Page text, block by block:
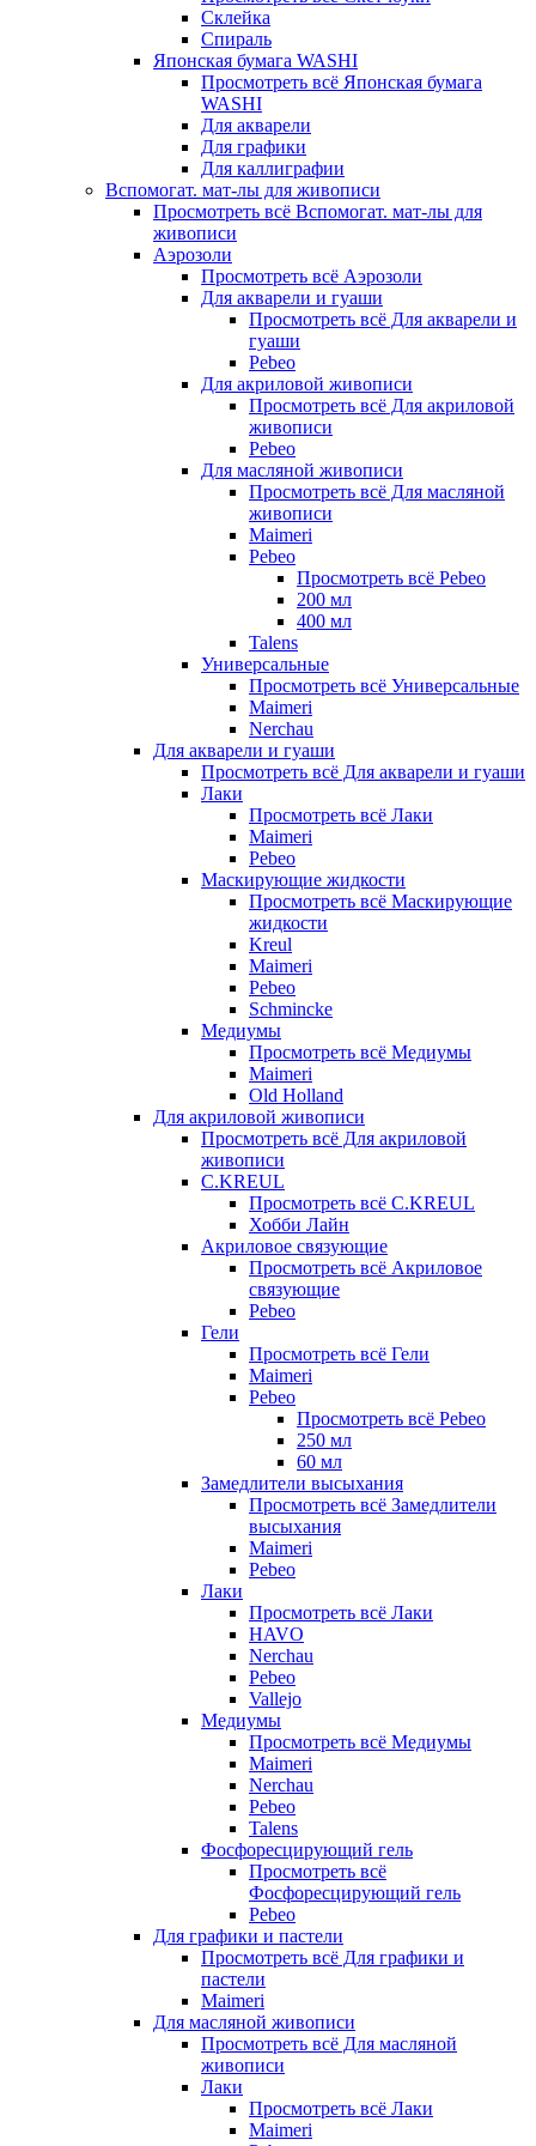
Склейка
Спираль
Японская бумага WASHI
Просмотреть всё Японская бумага
WASHI
Для акварели
Для графики
Для каллиграфии
Вспомогат. мат-лы для живописи
Просмотреть всё Вспомогат. мат-лы для
живописи
Аэрозоли
Просмотреть всё Аэрозоли
Для акварели и гуаши
Просмотреть всё Для акварели и
гуаши
Pebeo
Для акриловой живописи
Просмотреть всё Для акриловой
живописи
Pebeo
Для масляной живописи
Просмотреть всё Для масляной
живописи
Maimeri
Pebeo
Просмотреть всё Pebeo
200 мл
400 мл
Talens
Универсальные
Просмотреть всё Универсальные
Maimeri
Nerchau
Для акварели и гуаши
Просмотреть всё Для акварели и гуаши
Лаки
Просмотреть всё Лаки
Maimeri
Pebeo
Маскирующие жидкости
Просмотреть всё Маскирующие
жидкости
Kreul
Maimeri
Pebeo
Schmincke
Медиумы
Просмотреть всё Медиумы
Maimeri
Old Holland
Для акриловой живописи
Просмотреть всё Для акриловой
живописи
C.KREUL
Просмотреть всё C.KREUL
Хобби Лайн
Акриловое связующие
Просмотреть всё Акриловое
связующие
Pebeo
Гели
Просмотреть всё Гели
Maimeri
Pebeo
Просмотреть всё Pebeo
250 мл
60 мл
Замедлители высыхания
Просмотреть всё Замедлители
высыхания
Maimeri
Pebeo
Лаки
Просмотреть всё Лаки
HAVO
Nerchau
Pebeo
Vallejo
Медиумы
Просмотреть всё Медиумы
Maimeri
Nerchau
Pebeo
Talens
Фосфоресцирующий гель
Просмотреть всё
Фосфоресцирующий гель
Pebeo
Для графики и пастели
Просмотреть всё Для графики и
пастели
Maimeri
Для масляной живописи
Просмотреть всё Для масляной
живописи
Лаки
Просмотреть всё Лаки
Maimeri